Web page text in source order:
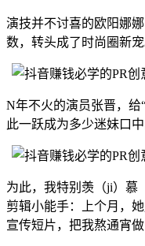
演技并不讨喜的欧阳娜
数，转头成了时尚圈新宠
N年不火的演员张晋，给
此一跃成为多少迷妹口
为此，我特别羡（ji）慕
剪辑小能手：上个月，
宣传短片，把我熬通宵